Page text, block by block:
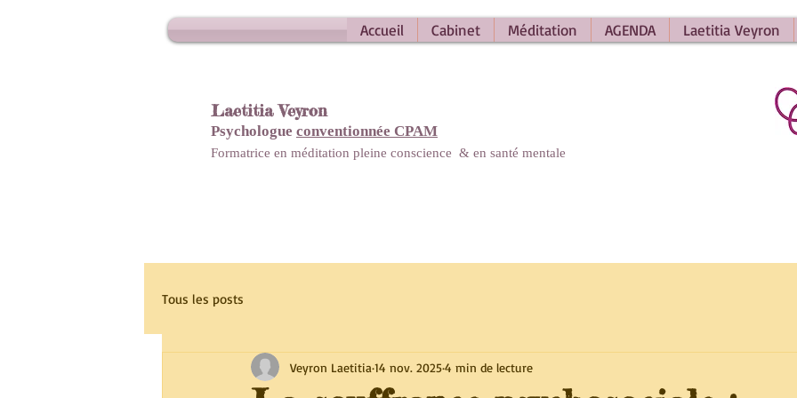
Accueil Cabinet Méditation AGENDA Laetitia Veyron
Laetitia Veyron
Psychologue conventionnée CPAM
Formatrice en méditation pleine conscience & en santé mentale
Tous les posts
Veyron Laetitia 14 nov. 20254 min de lecture